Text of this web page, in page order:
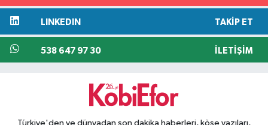
LINKEDIN TAKIP ET
538 647 97 30 İLETIŞIM
Türkiye'den ve dünyadan son dakika haberleri, köşe yazıları,